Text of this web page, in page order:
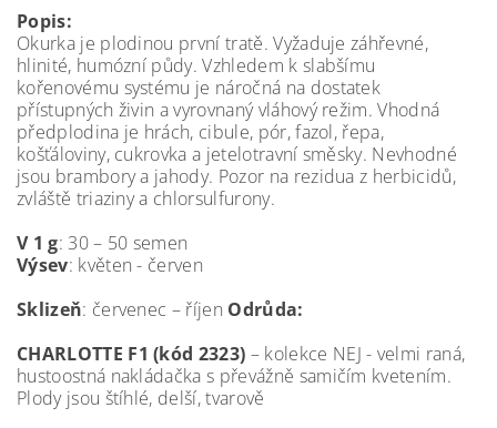
Popis:
Okurka je plodinou první tratě. Vyžaduje záhřevné,
hlinité, humózní půdy. Vzhledem k slabšímu
kořenovému systému je náročná na dostatek
přístupných živin a vyrovnaný vláhový režim. Vhodná
předplodina je hrách, cibule, pór, fazol, řepa,
košťáloviny, cukrovka a jetelotravní směsky. Nevhodné
jsou brambory a jahody. Pozor na rezidua z herbicidů,
zvláště triaziny a chlorsulfurony.
V 1 g: 30 – 50 semen
Výsev: květen - červen
Sklizeň: červenec – říjen Odrůda:
CHARLOTTE F1 (kód 2323) – kolekce NEJ - velmi raná,
hustoostná nakládačka s převážně samičím kvetením.
Plody jsou štíhlé, delší, tvarově